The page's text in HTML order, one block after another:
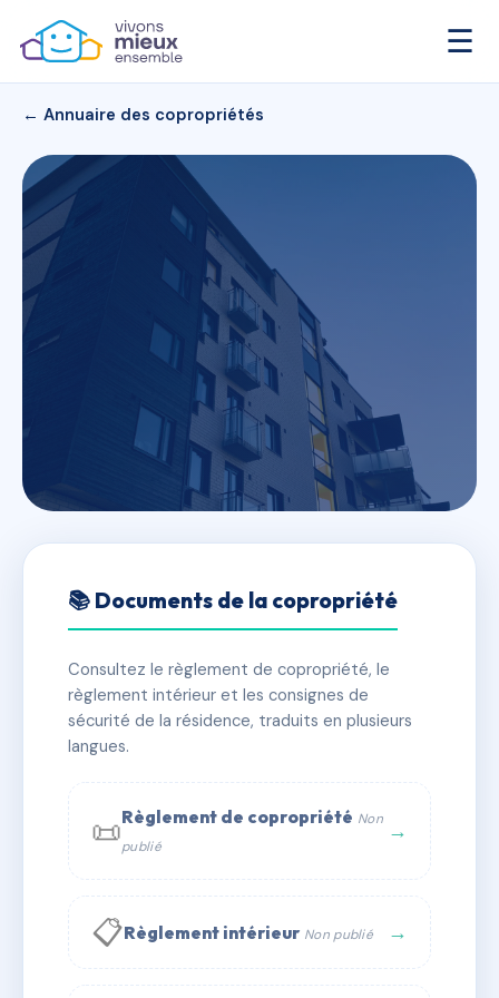
☰
← Annuaire des copropriétés
SDC 30 TRONCHET
✓ Immatriculée 🏠 27 lots 🏗 1 bâtiment(s)
📞 Contacter Syndic Digital
📚 Documents de la copropriété
Consultez le règlement de copropriété, le
règlement intérieur et les consignes de
sécurité de la résidence, traduits en plusieurs
langues.
📜Règlement de copropriété Non
publié
→
📋Règlement intérieur Non publié →